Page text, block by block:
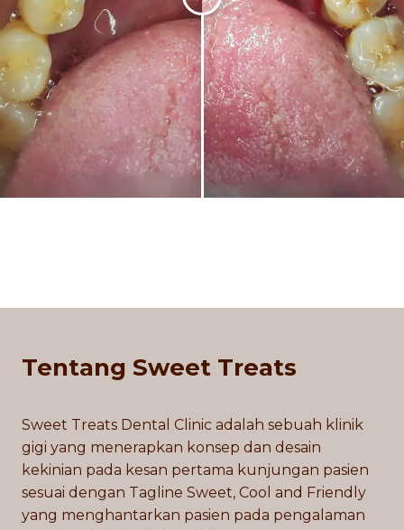
Tentang Sweet Treats
Sweet Treats Dental Clinic adalah sebuah klinik
gigi yang menerapkan konsep dan desain
kekinian pada kesan pertama kunjungan pasien
sesuai dengan Tagline Sweet, Cool and Friendly
yang menghantarkan pasien pada pengalaman